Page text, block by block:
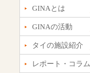
GINAとは
GINAの活動
タイの施設紹介
レポート・コラム